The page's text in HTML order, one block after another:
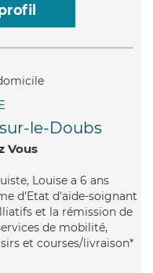
le-Doubs
Vous
Louise a 6 ans
d'Etat d'aide-soignant
et la rémission de
de mobilité,
et courses/livraison*